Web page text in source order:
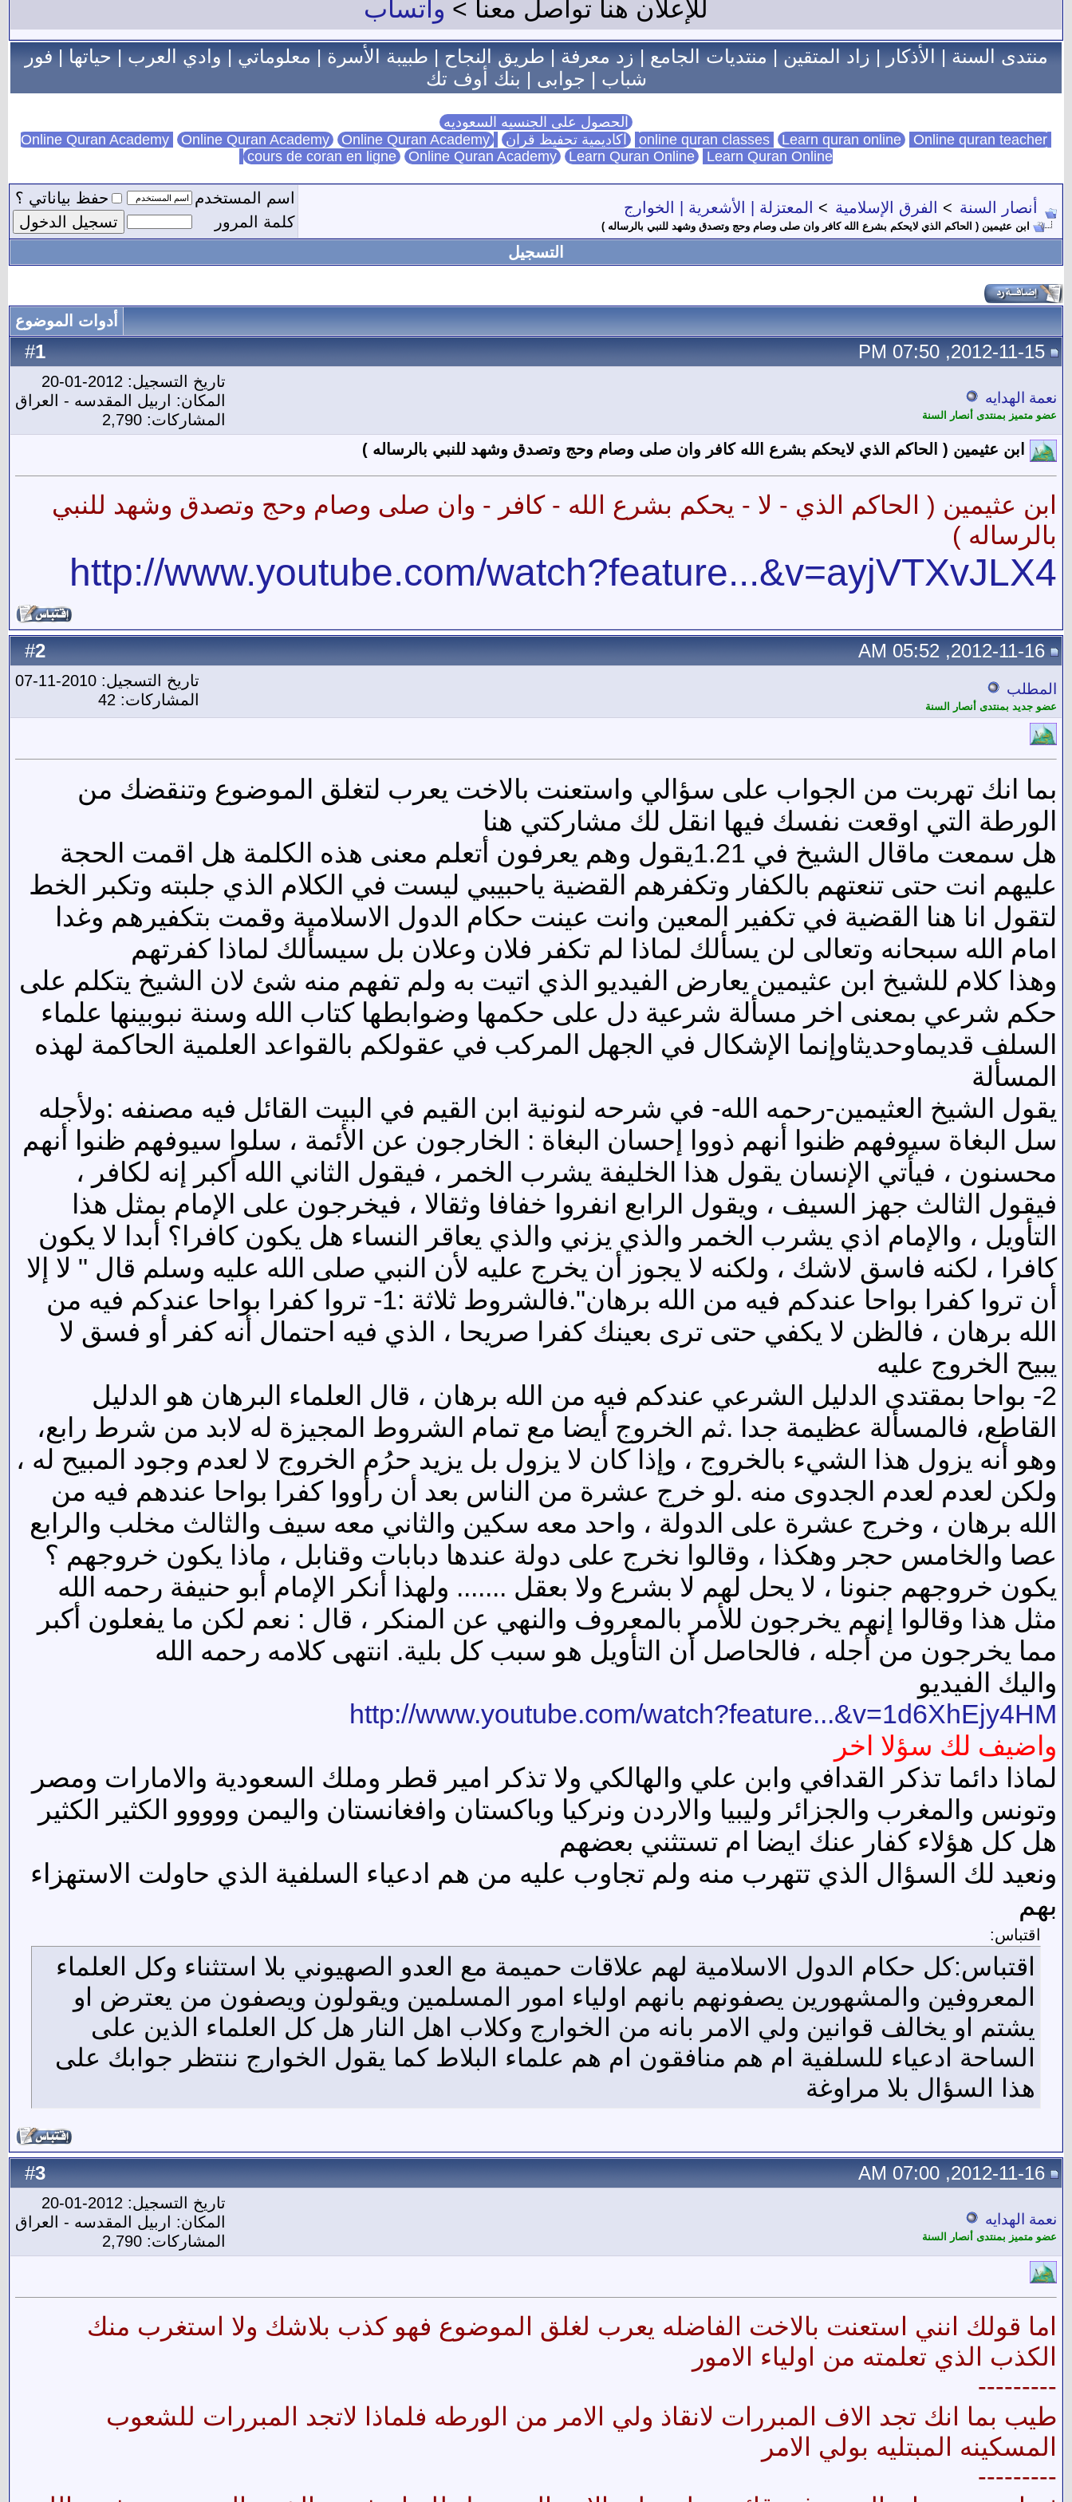
للإعلان هنا تواصل معنا > واتساب
منتدى السنة|الأذكار|زاد المتقين|منتديات الجامع|زد معرفة|طريق النجاح|طبيبة الأسرة|معلوماتي|وادي العرب|حياتها|فور
شباب | جوابى | بنك أوف تك
الحصول على الجنسيه السعوديه
Learn quran online Online quran teacher اكاديمية تحفيظ قران Online Quran Academy Online Quran Academy
cours de coran en ligne Online Quran Academy Learn Quran Online Learn Quran Online
أنصار السنة > الفرق الإسلامية > المعتزلة | الأشعرية | الخوارج
ابن عثيمين ( الحاكم الذي لايحكم بشرع الله كافر وان صلى وصام وحج وتصدق وشهد للنبي بالرساله )
اسم المستخدم
حفظ بياناتي ؟
كلمة المرور
التسجيل
أدوات الموضوع
#
1 2012-11-15, 07:50 PM
نعمة الهدايه
عضو متميز بمنتدى أنصار السنة
تاريخ التسجيل: 2012-01-20
المكان: اربيل المقدسه - العراق
المشاركات: 2,790
ابن عثيمين ( الحاكم الذي لايحكم بشرع الله كافر وان صلى وصام وحج وتصدق وشهد للنبي بالرساله )
ابن عثيمين ( الحاكم الذي - لا - يحكم بشرع الله - كافر - وان صلى وصام وحج وتصدق وشهد للنبي
بالرساله )
http://www.youtube.com/watch?feature...&v=ayjVTXvJLX4
#
2 2012-11-16, 05:52 AM
المطلب
عضو جديد بمنتدى أنصار السنة
تاريخ التسجيل: 2010-11-07
المشاركات: 42
بما انك تهربت من الجواب على سؤالي واستعنت بالاخت يعرب لتغلق الموضوع وتنقضك من
الورطة التي اوقعت نفسك فيها انقل لك مشاركتي هنا
هل سمعت ماقال الشيخ في 1.21يقول وهم يعرفون أتعلم معنى هذه الكلمة هل اقمت الحجة
عليهم انت حتى تنعتهم بالكفار وتكفرهم القضية ياحبيبي ليست في الكلام الذي جلبته وتكبر الخط
لتقول انا هنا القضية في تكفير المعين وانت عينت حكام الدول الاسلامية وقمت بتكفيرهم وغدا
امام الله سبحانه وتعالى لن يسألك لماذا لم تكفر فلان وعلان بل سيسألك لماذا كفرتهم
وهذا كلام للشيخ ابن عثيمين يعارض الفيديو الذي اتيت به ولم تفهم منه شئ لان الشيخ يتكلم على
حكم شرعي بمعنى اخر مسألة شرعية دل على حكمها وضوابطها كتاب الله وسنة نبوبينها علماء
السلف قديماوحديثاوإنما الإشكال في الجهل المركب في عقولكم بالقواعد العلمية الحاكمة لهذه
المسألة
يقول الشيخ العثيمين-رحمه الله- في شرحه لنونية ابن القيم في البيت القائل فيه مصنفه :ولأجله
سل البغاة سيوفهم ظنوا أنهم ذووا إحسان البغاة : الخارجون عن الأئمة ، سلوا سيوفهم ظنوا أنهم
محسنون ، فيأتي الإنسان يقول هذا الخليفة يشرب الخمر ، فيقول الثاني الله أكبر إنه لكافر ،
فيقول الثالث جهز السيف ، ويقول الرابع انفروا خفافا وثقالا ، فيخرجون على الإمام بمثل هذا
التأويل ، والإمام اذي يشرب الخمر والذي يزني والذي يعاقر النساء هل يكون كافرا؟ أبدا لا يكون
كافرا ، لكنه فاسق لاشك ، ولكنه لا يجوز أن يخرج عليه لأن النبي صلى الله عليه وسلم قال " لا إلا
أن تروا كفرا بواحا عندكم فيه من الله برهان".فالشروط ثلاثة :1- تروا كفرا بواحا عندكم فيه من
الله برهان ، فالظن لا يكفي حتى ترى بعينك كفرا صريحا ، الذي فيه احتمال أنه كفر أو فسق لا
يبيح الخروج عليه
2- بواحا بمقتدى الدليل الشرعي عندكم فيه من الله برهان ، قال العلماء البرهان هو الدليل
القاطع، فالمسألة عظيمة جدا .ثم الخروج أيضا مع تمام الشروط المجيزة له لابد من شرط رابع،
وهو أنه يزول هذا الشيء بالخروج ، وإذا كان لا يزول بل يزيد حرُم الخروج لا لعدم وجود المبيح له ،
ولكن لعدم لعدم الجدوى منه .لو خرج عشرة من الناس بعد أن رأووا كفرا بواحا عندهم فيه من
الله برهان ، وخرج عشرة على الدولة ، واحد معه سكين والثاني معه سيف والثالث مخلب والرابع
عصا والخامس حجر وهكذا ، وقالوا نخرج على دولة عندها دبابات وقنابل ، ماذا يكون خروجهم ؟
يكون خروجهم جنونا ، لا يحل لهم لا بشرع ولا بعقل ....... ولهذا أنكر الإمام أبو حنيفة رحمه الله
مثل هذا وقالوا إنهم يخرجون للأمر بالمعروف والنهي عن المنكر ، قال : نعم لكن ما يفعلون أكبر
مما يخرجون من أجله ، فالحاصل أن التأويل هو سبب كل بلية. انتهى كلامه رحمه الله
واليك الفيديو
http://www.youtube.com/watch?feature...&v=1d6XhEjy4HM
واضيف لك سؤلا اخر
لماذا دائما تذكر القدافي وابن علي والهالكي ولا تذكر امير قطر وملك السعودية والامارات ومصر
وتونس والمغرب والجزائر وليبيا والاردن ونركيا وباكستان وافغانستان واليمن ووووو الكثير الكثير
هل كل هؤلاء كفار عنك ايضا ام تستثني بعضهم
ونعيد لك السؤال الذي تتهرب منه ولم تجاوب عليه من هم ادعياء السلفية الذي حاولت الاستهزاء
بهم
اقتباس:
اقتباس:كل حكام الدول الاسلامية لهم علاقات حميمة مع العدو الصهيوني بلا استثناء وكل العلماء
المعروفين والمشهورين يصفونهم بانهم اولياء امور المسلمين ويقولون ويصفون من يعترض او
يشتم او يخالف قوانين ولي الامر بانه من الخوارج وكلاب اهل النار هل كل العلماء الذين على
الساحة ادعياء للسلفية ام هم منافقون ام هم علماء البلاط كما يقول الخوارج ننتظر جوابك على
هذا السؤال بلا مراوغة
#
3 2012-11-16, 07:00 AM
نعمة الهدايه
عضو متميز بمنتدى أنصار السنة
تاريخ التسجيل: 2012-01-20
المكان: اربيل المقدسه - العراق
المشاركات: 2,790
اما قولك انني استعنت بالاخت الفاضله يعرب لغلق الموضوع فهو كذب بلاشك ولا استغرب منك
الكذب الذي تعلمته من اولياء الامور
---------
طيب بما انك تجد الاف المبررات لانقاذ ولي الامر من الورطه فلماذا لاتجد المبررات للشعوب
المسكينه المبتليه بولي الامر
---------